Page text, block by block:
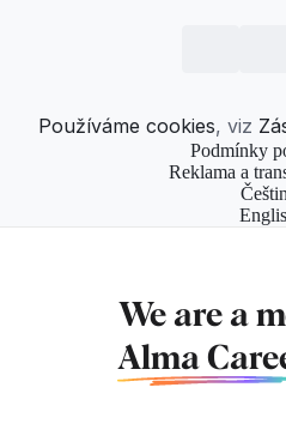
Používáme cookies, viz
Podmínky
Reklama a
We are a
Alma